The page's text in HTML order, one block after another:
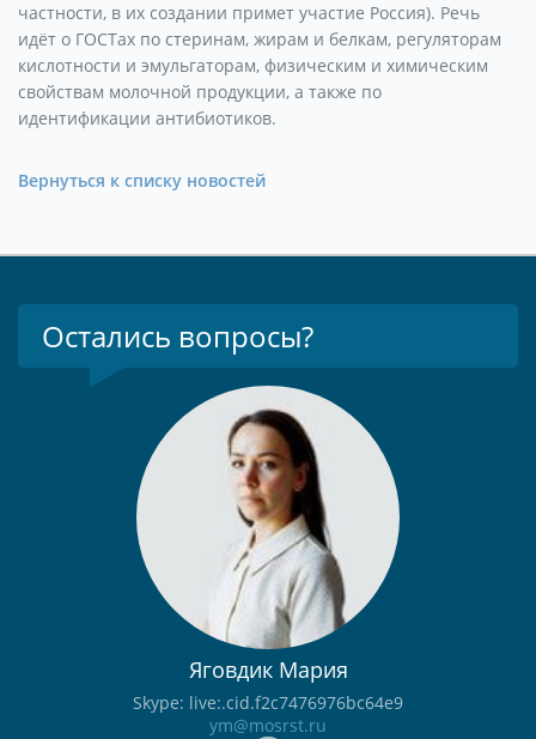
частности, в их создании примет участие Россия). Речь
идёт о ГОСТах по стеринам, жирам и белкам, регуляторам
кислотности и эмульгаторам, физическим и химическим
свойствам молочной продукции, а также по
идентификации антибиотиков.
Вернуться к списку новостей
Остались вопросы?
Яговдик Мария
Skype: live:.cid.f2c7476976bc64e9
ym@mosrst.ru